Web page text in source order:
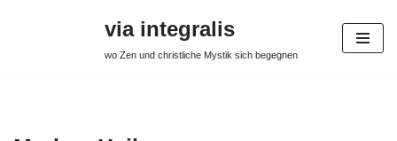
via integralis
wo Zen und christliche Mystik sich begegnen